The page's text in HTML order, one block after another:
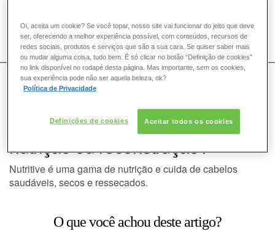
COMO POSSO AJUDAR? DÚVIDAS SOBRE:
CABELO
VOZ DA BELEZA
KÉRASTASE
CONSULTORIA DE PRODUTOS KÉRASTASE
A gama NUTRITIVE é de
nutrição ou reconstrução?
Nutritive é uma gama de nutrição e cuida de cabelos
saudáveis, secos e ressecados.
O que você achou deste artigo?
Oi, aceita um cookie? Se você topar, nosso site vai funcionar do jeito que deve
ser, oferecendo a melhor experiência possível, com conteúdos, recursos de
redes sociais, produtos e serviços que são a sua cara. Se quiser saber mais
ou mudar alguma coisa, tudo bem. É só clicar no botão “Definição de cookies”
no link disponível no rodapé desta página. Mas importante, sem os cookies,
sua experiência pode não ser aquela beleza, ok?
Política de Privacidade
Definições de cookies Aceitar todos os cookies